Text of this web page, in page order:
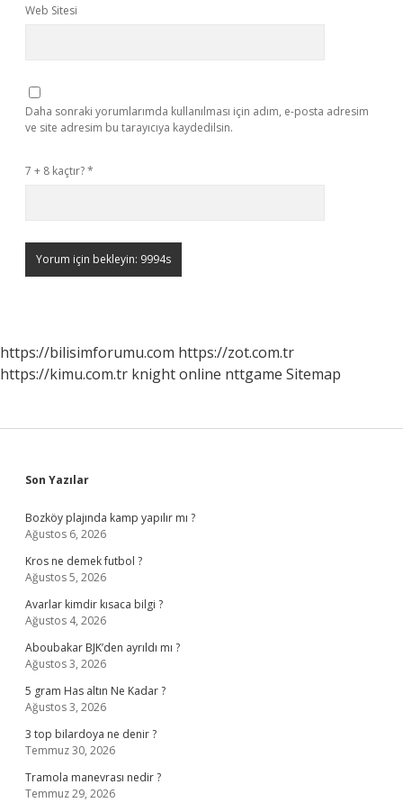
Web Sitesi
Daha sonraki yorumlarımda kullanılması için adım, e-posta adresim
ve site adresim bu tarayıcıya kaydedilsin.
7 + 8 kaçtır?*
https://bilisimforumu.com https://zot.com.tr
https://kimu.com.tr knight online nttgame Sitemap
Sidebar
Son Yazılar
Bozköy plajında kamp yapılır mı ?
Ağustos 6, 2026
Kros ne demek futbol ?
Ağustos 5, 2026
Avarlar kimdir kısaca bilgi ?
Ağustos 4, 2026
Aboubakar BJK’den ayrıldı mı ?
Ağustos 3, 2026
5 gram Has altın Ne Kadar ?
Ağustos 3, 2026
3 top bilardoya ne denir ?
Temmuz 30, 2026
Tramola manevrası nedir ?
Temmuz 29, 2026